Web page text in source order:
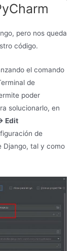
pero nos queda
código.
el comando
de
poder
solucionarlo, en
Edit
de
Django, tal y como